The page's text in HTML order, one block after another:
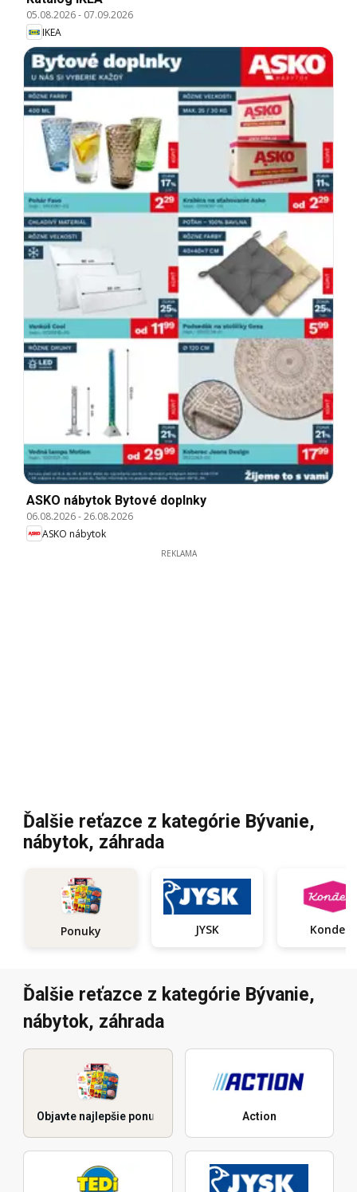
05.08.2026- 07.09.2026
IKEA
ASKO nábytok Bytové doplnky
06.08.2026-26.08.2026
ASKO nábytok
REKLAMA
Ďalšie reťazce z kategórie Bývanie,
nábytok, záhrada
Ponuky JYSK Kondela
Ďalšie reťazce z kategórie Bývanie,
nábytok, záhrada
Objavte najlepšie ponuky Action